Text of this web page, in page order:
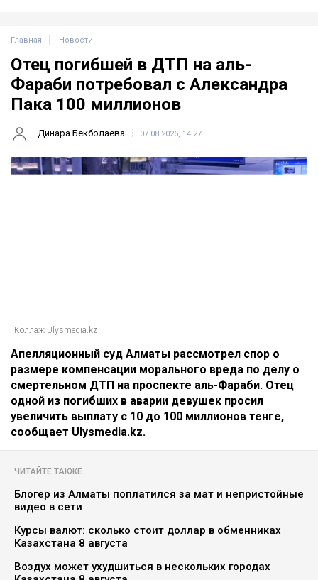
Главная Новости
Отец погибшей в ДТП на аль-
Фараби потребовал с Александра
Пака 100 миллионов
Динара Бекболаева 07.08.2026, 14:27
Коллаж Ulysmedia.kz
Апелляционный суд Алматы рассмотрел спор о
размере компенсации морального вреда по делу о
смертельном ДТП на проспекте аль-Фараби. Отец
одной из погибших в аварии девушек просил
увеличить выплату с 10 до 100 миллионов тенге,
сообщает Ulysmedia.kz.
ЧИТАЙТЕ ТАКЖЕ
Блогер из Алматы поплатился за мат и непристойные
видео в сети
Курсы валют: сколько стоит доллар в обменниках
Казахстана 8 августа
Воздух может ухудшиться в нескольких городах